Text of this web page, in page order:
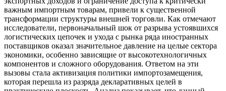
важным импортным товарам, привели к существенной
трансформации структуры внешней торговли. Как отмечают
исследователи, первоначальный шок от разрыва устоявшихся
логистических цепочек и ухода с рынка ряда иностранных
поставщиков оказал значительное давление на целые сектора
экономики, особенно зависящие от высокотехнологичных
компонентов и сложного оборудования. Ответом на эти
вызовы стала активизация политики импортозамещения,
которая перешла из разряда декларативных целей в